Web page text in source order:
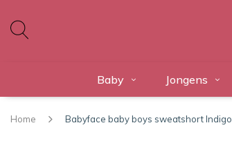
Baby Jongens
Home Babyface baby boys sweatshort Indigo